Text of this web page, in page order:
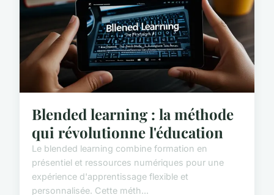
Blended learning : la méthode
qui révolutionne l'éducation
Le blended learning combine formation en
présentiel et ressources numériques pour une
expérience d'apprentissage flexible et
personnalisée. Cette méth...